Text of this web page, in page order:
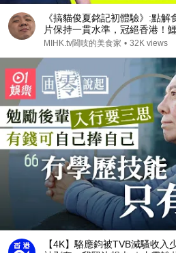
《搞貓俊夏銘記初體驗》:點解
片保持一貫水準，冠絕香港！
辣到飛起但好鬼香嘅自家製辣
MIHK.tv閪吱的美食家 • 32K views
【4K】駱應鈞被TVB減騷收入少一半 連重戲